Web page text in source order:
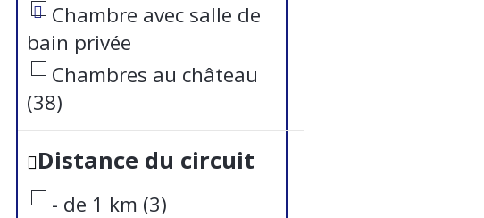
Chambre avec salle de
bain privée
Chambres au château
(38)
Distance du circuit
- de 1 km (3)